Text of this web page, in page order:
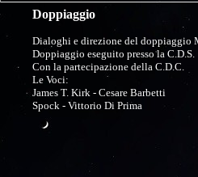
Doppiaggio
Dialoghi e direzione del doppiaggio
Doppiaggio eseguito presso la C.D.S.
Con la partecipazione della C.D.C.
Le Voci:
James T. Kirk - Cesare Barbetti
Spock - Vittorio Di Prima